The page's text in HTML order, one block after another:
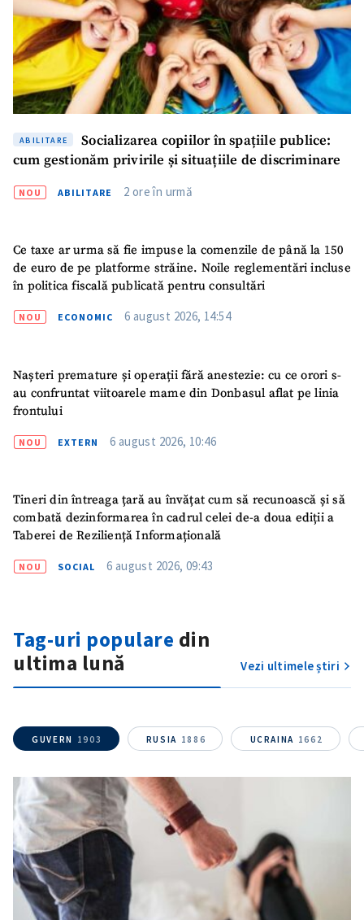
ABILITARE
Socializarea copiilor în spațiile publice:
cum gestionăm privirile și situațiile de discriminare
NOU ABILITARE 2 ore în urmă
Ce taxe ar urma să fie impuse la comenzile de până la 150
de euro de pe platforme străine. Noile reglementări incluse
în politica fiscală publicată pentru consultări
NOU ECONOMIC 6 august 2026, 14:54
Nașteri premature și operații fără anestezie: cu ce orori s-
au confruntat viitoarele mame din Donbasul aflat pe linia
frontului
NOU EXTERN 6 august 2026, 10:46
Tineri din întreaga țară au învățat cum să recunoască și să
combată dezinformarea în cadrul celei de-a doua ediții a
Taberei de Reziliență Informațională
NOU SOCIAL 6 august 2026, 09:43
Tag-uri populare din
ultima lună
Vezi ultimele știri
GUVERN 1903 RUSIA 1886 UCRAINA 1662
ȘTIREA MEA
Titlu știre
+ Adaugă titlu
Fotografie
+ Încarcă imagine
Link media
+ Link media
Mesajul știrei
+ Mesajul știrei
Sursă anonimă
Email+ Emailul meu
acord cupolitica de
confidențialitate
TRIMITE ȘTIREA